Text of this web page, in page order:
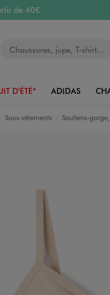
de 40€
4h en magasin
jours
D'ÉTÉ* ADIDAS
Sous-vêtements Soutiens-